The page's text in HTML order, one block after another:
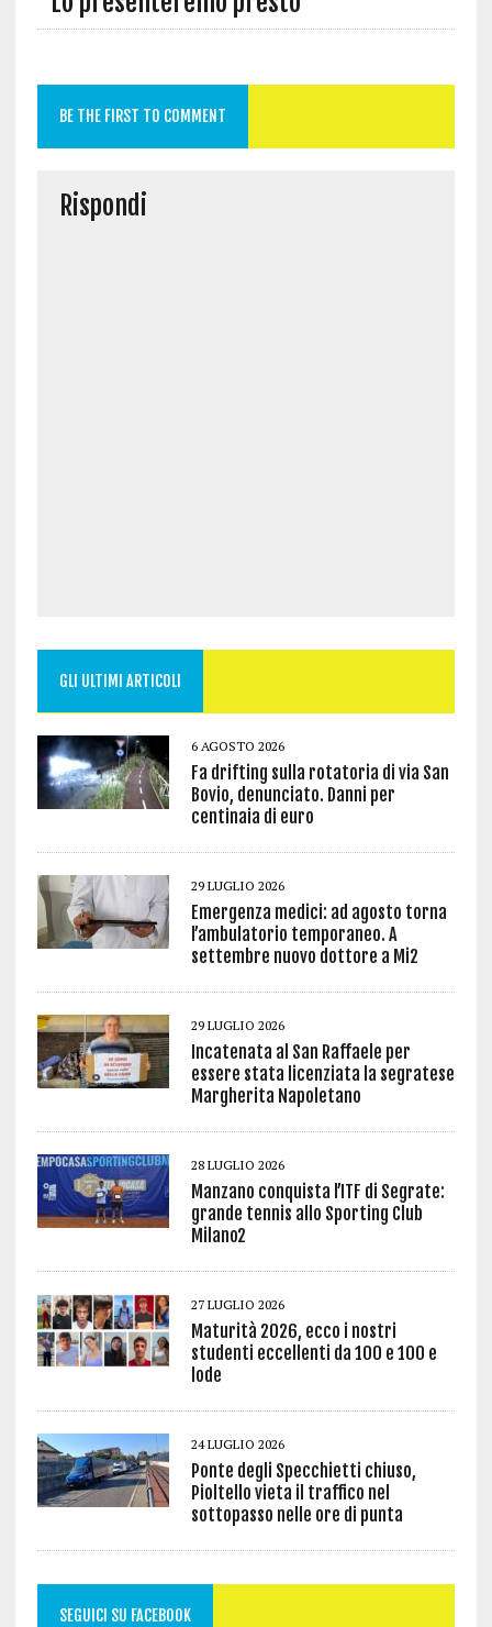
BE THE FIRST TO COMMENT
Rispondi
GLI ULTIMI ARTICOLI
6 AGOSTO 2026
Fa drifting sulla rotatoria di via San
Bovio, denunciato. Danni per
centinaia di euro
29 LUGLIO 2026
Emergenza medici: ad agosto torna
l’ambulatorio temporaneo. A
settembre nuovo dottore a Mi2
29 LUGLIO 2026
Incatenata al San Raffaele per
essere stata licenziata la segratese
Margherita Napoletano
28 LUGLIO 2026
Manzano conquista l’ITF di Segrate:
grande tennis allo Sporting Club
Milano2
27 LUGLIO 2026
Maturità 2026, ecco i nostri
studenti eccellenti da 100 e 100 e
lode
24 LUGLIO 2026
Ponte degli Specchietti chiuso,
Pioltello vieta il traffico nel
sottopasso nelle ore di punta
SEGUICI SU FACEBOOK